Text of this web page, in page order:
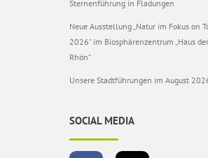
Sternenführung in Fladungen
Neue Ausstellung „Natur im Fokus on
2026“ im Biosphärenzentrum „Haus
Rhön“
Unsere Stadtführungen im August
SOCIAL MEDIA